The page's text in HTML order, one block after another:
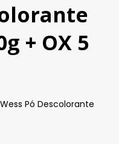
+ OX 5
Wess Pó Descolorante